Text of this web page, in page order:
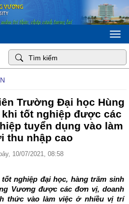
Trường Đại học Hùng
tốt nghiệp được các
tuyển dụng vào làm
thu nhập cao
10/07/2021, 08:58
nghiệp đại học, hàng trăm sinh
Vương được các đơn vị, doanh
thức vào làm việc ở nhiều vị trí